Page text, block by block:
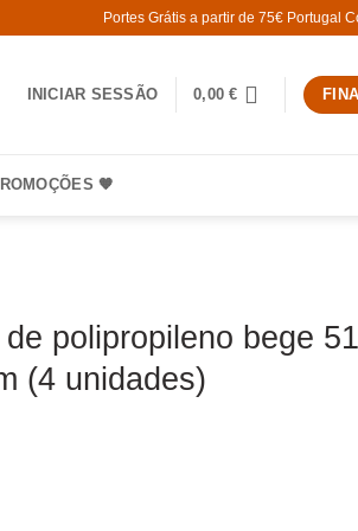
Portes Grátis a partir de 75€ Portugal
INICIAR SESSÃO 0,00€
🧡
polipropileno bege
(4 unidades)